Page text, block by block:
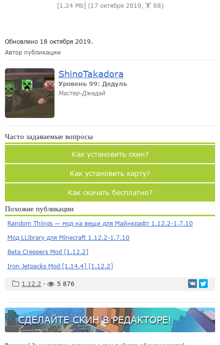
[1.24 Mb] (17 октября 2019, 🏋️ 88)
Обновлено 18 октября 2019.
Автор публикации
ShinoTakadora
Уровень 99: Дедуль
Мастер-Джедай
Часто задаваемые вопросы
Как установить скин?
Как установить карту?
Как скачать бесплатно?
Похожие публикации
Random Things — мод на вещи для Майнкрафт 1.12.2-1.7.10
Мод LLibrary для Minecraft 1.12.2-1.7.10
Beta Creepers Mod [1.12.2]
Iron Jetpacks Mod [1.14.4] [1.12.2]
1.12.2 · 5 876
СДЕЛАЙТЕ СКИН В РЕДАКТОРЕ!